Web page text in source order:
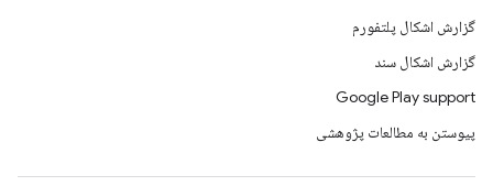
گزارش اشکال پلتفورم
گزارش اشکال سند
Google Play support
پیوستن به مطالعات پژوهشی